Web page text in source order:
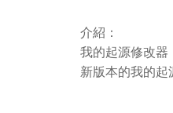
介紹：
我的起源修改器
新版本的我的起